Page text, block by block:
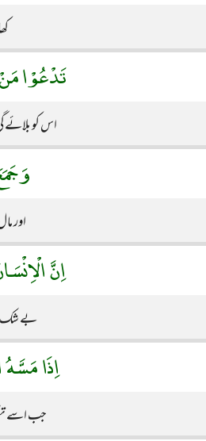
تَدْعُوْا
اس کو بلائے
اور
اِنَّ
بے شک
اِذَا
جب اسے